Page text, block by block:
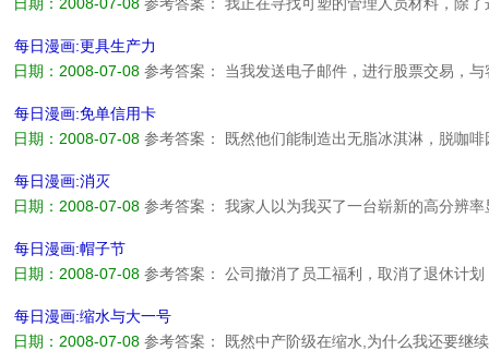
每日漫画:更具生产力
日期：2008-07-08 参考答案： 当我发送电子邮件，进行股票交易，
每日漫画:免单信用卡
日期：2008-07-08 参考答案： 既然他们能制造出无脂冰淇淋，脱咖
每日漫画:消灭
日期：2008-07-08 参考答案： 我家人以为我买了一台崭新的高分辨
每日漫画:帽子节
日期：2008-07-08 参考答案： 公司撤消了员工福利，取消了退休计
每日漫画:缩水与大一号
日期：2008-07-08 参考答案： 既然中产阶级在缩水,为什么我还要继